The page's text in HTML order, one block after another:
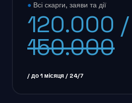
● Всі скарги, заяви та дії
120.000 /
150.000
/ до 1 місяця / 24/7